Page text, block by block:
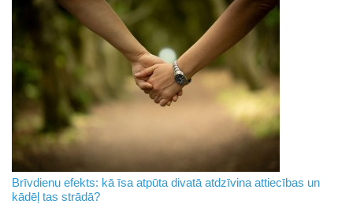
Brīvdienu efekts: kā īsa atpūta divatā atdzīvina attiecības un
kādēļ tas strādā?